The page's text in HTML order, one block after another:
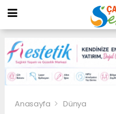
Anasayfa Dünya